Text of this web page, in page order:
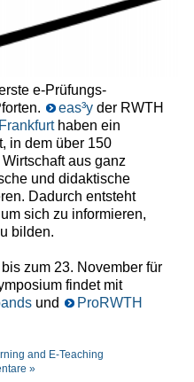
e-Prüfungs-
eas³yder RWTH
haben ein
in dem über 150
aus ganz
und didaktische
Dadurch entsteht
sich zu informieren,
bilden.
zum 23. November für
findet mit
und
ProRWTH
and E-Teaching
»